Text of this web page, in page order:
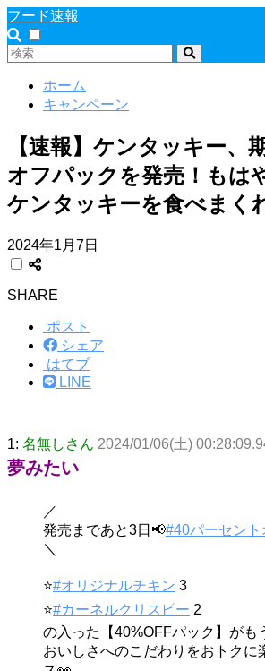
フード速報
ホーム
キャンペーン
【速報】ケンタッキー、
オフパックを発売！もは
ケンタッキーを食べまく
2024年1月7日
SHARE
ポスト
シェア
はてブ
LINE
1: 名無しさん 2024/01/06(土)
夢みたい
／
発売まであと3日📢#40パーセント
＼
⭐️#オリジナルチキン 3
⭐️#カーネルクリスピー 2
の入った【40%OFFパック】がも
おいしさへのこだわりをおトクに